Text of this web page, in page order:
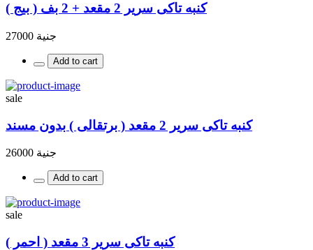
كنبه تاكى سرير 2 مقعد + 2 بف ( بيج )
جنية 27000
Add to cart
sale
كنبه تاكى سرير 2 مقعد ( برتقالى ) بدون مسند
جنية 26000
Add to cart
sale
كنبه تاكى سرير 3 مقعد ( احمر )